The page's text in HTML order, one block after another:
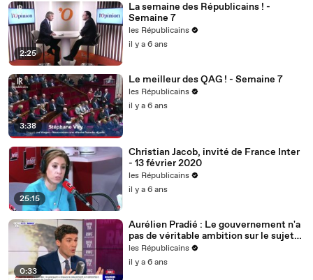
2:25
La semaine des Républicains ! -
Semaine 7
les Républicains
il y a 6 ans
3:38
Le meilleur des QAG ! - Semaine 7
les Républicains
il y a 6 ans
25:15
Christian Jacob, invité de France Inter
- 13 février 2020
les Républicains
il y a 6 ans
0:33
Aurélien Pradié : Le gouvernement n'a
pas de véritable ambition sur le sujet
du handicap.
les Républicains
il y a 6 ans